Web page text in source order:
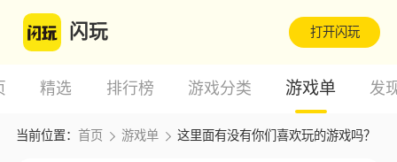
闪玩 打开闪玩
精选 排行榜 游戏分类 游戏单 发
当前位置： 首页 游戏单 这里面有没有你们喜欢玩的游戏吗？